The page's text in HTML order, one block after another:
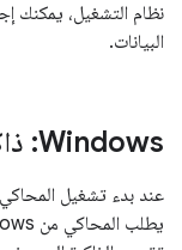
نظام التشغيل، يمكنك
البيانات.
‫Windows: ذاكرة الوصول العشوائي (RAM) المتاحة ورسوم الالتزام